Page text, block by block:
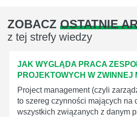
ZOBACZ OSTATNIE
z tej strefy wiedzy
JAK WYGLĄDA PRACA
PROJEKTOWYCH W ZWINNEJ
Project management (czyli
to szereg czynności mających na
wszystkich związanych z danym